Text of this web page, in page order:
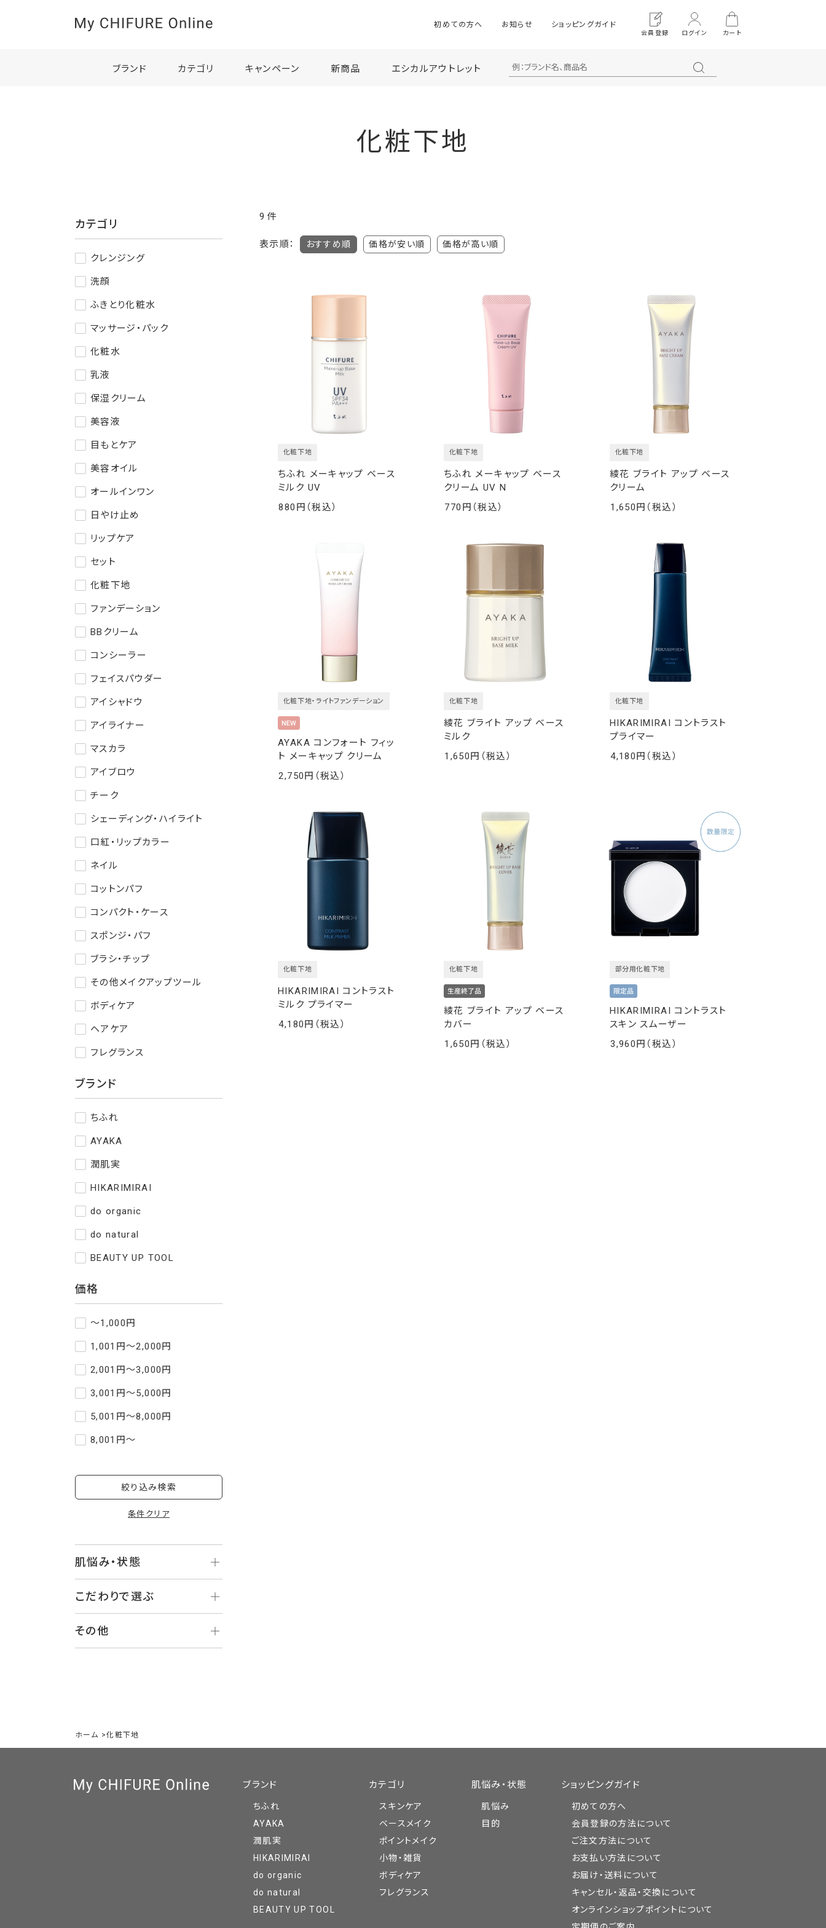
初めての方へ お知らせ ショッピングガイド
会員登録 ログイン カート
ブランド カテゴリ キャンペーン 新商品 エシカルアウトレット
化粧下地
カテゴリ
クレンジング
洗顔
ふきとり化粧水
マッサージ・パック
化粧水
乳液
保湿クリーム
美容液
目もとケア
美容オイル
オールインワン
日やけ止め
リップケア
セット
化粧下地
ファンデーション
BBクリーム
コンシーラー
フェイスパウダー
アイシャドウ
アイライナー
マスカラ
アイブロウ
チーク
シェーディング・ハイライト
口紅・リップカラー
ネイル
コットンパフ
コンパクト・ケース
スポンジ・パフ
ブラシ・チップ
その他メイクアップツール
ボディケア
ヘアケア
フレグランス
ブランド
ちふれ
AYAKA
潤肌実
HIKARIMIRAI
do organic
do natural
BEAUTY UP TOOL
価格
～1,000円
1,001円～2,000円
2,001円～3,000円
3,001円～5,000円
5,001円～8,000円
8,001円～
肌悩み・状態
こだわりで選ぶ
その他
絞り込み検索
条件クリア
9 件
表示順： おすすめ順 価格が安い順 価格が高い順
ちふれ メーキャップ ベース
ミルク UV
化粧下地
880
ちふれ メーキャップ ベース
クリーム UV N
化粧下地
770
綾花 ブライト アップ ベース
クリーム
化粧下地
1,650
AYAKA コンフォート フィッ
ト メーキャップ クリーム
化粧下地・ライトファンデーション
2,750
綾花 ブライト アップ ベース
ミルク
化粧下地
1,650
HIKARIMIRAI コントラスト
プライマー
化粧下地
4,180
HIKARIMIRAI コントラスト
ミルク プライマー
化粧下地
4,180
綾花 ブライト アップ ベース
カバー
化粧下地
1,650
HIKARIMIRAI コントラスト
スキン スムーザー
部分用化粧下地
3,960
ホーム >化粧下地
ブランド
ちふれ
AYAKA
潤肌実
HIKARIMIRAI
do organic
do natural
BEAUTY UP TOOL
カテゴリ
スキンケア
ベースメイク
ポイントメイク
小物・雑貨
ボディケア
フレグランス
肌悩み・状態
肌悩み
目的
ショッピングガイド
初めての方へ
会員登録の方法について
ご注文方法について
お支払い方法について
お届け・送料について
キャンセル・返品・交換について
オンラインショップポイントについて